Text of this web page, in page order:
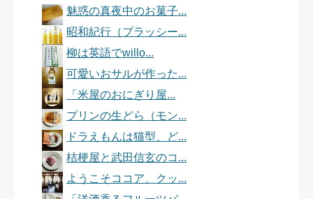
魅惑の真夜中のお菓子...
昭和紀行（プラッシー...
柳は英語でwillo...
可愛いおサルが作った...
「米屋のおにぎり屋...
プリンの生どら（モン...
ドラえもんは猫型、ど...
桔梗屋と武田信玄のコ...
ようこそココア、クッ...